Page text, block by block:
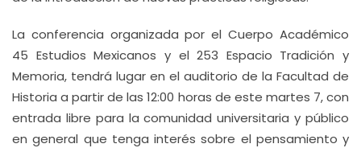
La conferencia organizada por el Cuerpo Académico
45 Estudios Mexicanos y el 253 Espacio Tradición y
Memoria, tendrá lugar en el auditorio de la Facultad de
Historia a partir de las 12:00 horas de este martes 7, con
entrada libre para la comunidad universitaria y público
en general que tenga interés sobre el pensamiento y